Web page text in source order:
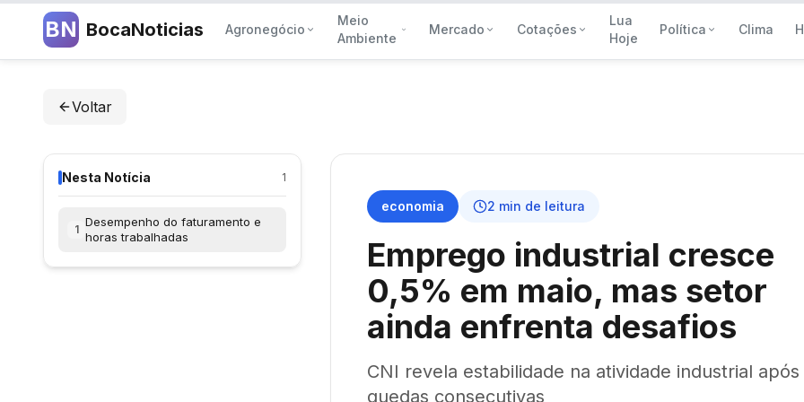
BN BocaNoticias Agronegócio
Meio
Ambiente
Mercado Cotações
Lua
Hoje
Política Clima
Voltar
Nesta Notícia 1
1
Desempenho do faturamento e
horas trabalhadas
economia 2 min de leitura
Emprego industrial cresce
0,5% em maio, mas setor
ainda enfrenta desafios
CNI revela estabilidade na atividade industrial após
quedas consecutivas